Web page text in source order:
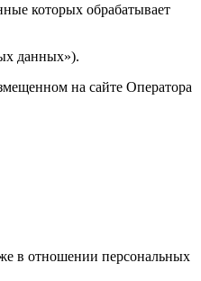
которых обрабатывает
данных»).
на сайте Оператора
в отношении персональных